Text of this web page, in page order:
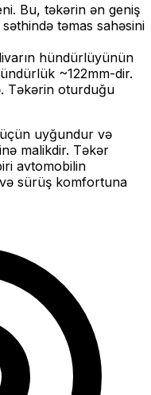
Bu, təkərin ən geniş
təmas sahəsini
hündürlüyünün
~122mm-dir.
Təkərin oturduğu
uyğundur və
malikdir. Təkər
avtomobilin
sürüş komfortuna